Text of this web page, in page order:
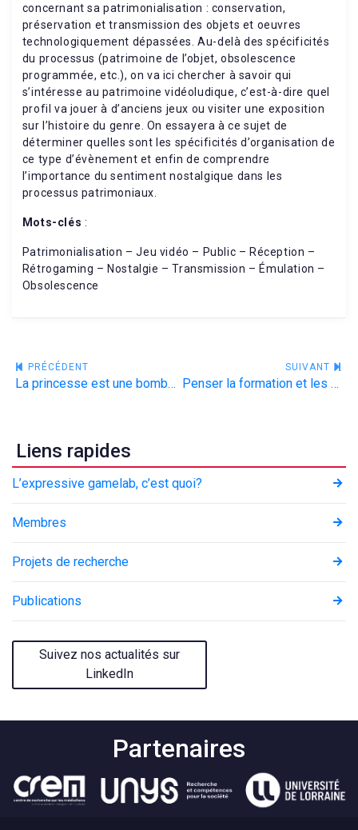
concernant sa patrimonialisation : conservation,
préservation et transmission des objets et oeuvres
technologiquement dépassées. Au-delà des spécificités
du processus (patrimoine de l’objet, obsolescence
programmée, etc.), on va ici chercher à savoir qui
s’intéresse au patrimoine vidéoludique, c’est-à-dire quel
profil va jouer à d’anciens jeux ou visiter une exposition
sur l’histoire du genre. On essayera à ce sujet de
déterminer quelles sont les spécificités d’organisation de
ce type d’évènement et enfin de comprendre
l’importance du sentiment nostalgique dans les
processus patrimoniaux.
Mots-clés :
Patrimonialisation – Jeu vidéo – Public – Réception –
Rétrogaming – Nostalgie – Transmission – Émulation –
Obsolescence
Navigation
PRÉCÉDENT
La princesse est une bombe atomique. Approche ludologique du personnage de la princesse dans Braid
SUIVANT
Penser la formation et les évolutions du jeu sur support numérique
Liens rapides
L’expressive gamelab, c’est quoi?
Membres
Projets de recherche
Publications
Suivez nos actualités sur
LinkedIn
Partenaires